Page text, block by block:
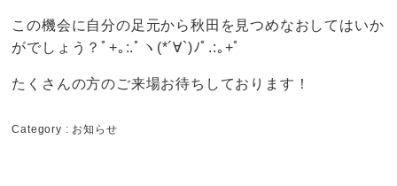
この機会に自分の足元から秋田を見つめなおしてはいか
がでしょう？ﾟ+｡:.ﾟヽ(*´∀`)ﾉﾟ.:｡+ﾟ
たくさんの方のご来場お待ちしております！
Category : お知らせ